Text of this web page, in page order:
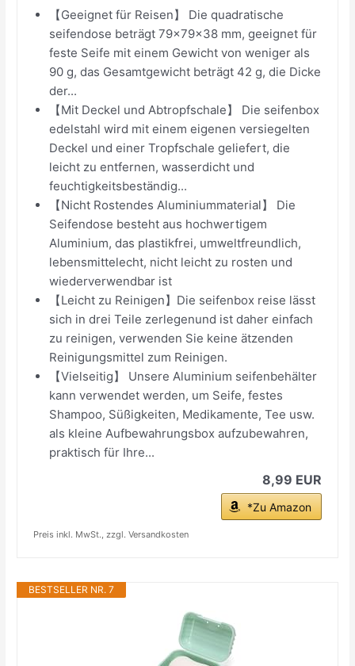
【Geeignet für Reisen】 Die quadratische
seifendose beträgt 79×79×38 mm, geeignet für
feste Seife mit einem Gewicht von weniger als
90 g, das Gesamtgewicht beträgt 42 g, die Dicke
der...
【Mit Deckel und Abtropfschale】 Die seifenbox
edelstahl wird mit einem eigenen versiegelten
Deckel und einer Tropfschale geliefert, die
leicht zu entfernen, wasserdicht und
feuchtigkeitsbeständig...
【Nicht Rostendes Aluminiummaterial】 Die
Seifendose besteht aus hochwertigem
Aluminium, das plastikfrei, umweltfreundlich,
lebensmittelecht, nicht leicht zu rosten und
wiederverwendbar ist
【Leicht zu Reinigen】Die seifenbox reise lässt
sich in drei Teile zerlegenund ist daher einfach
zu reinigen, verwenden Sie keine ätzenden
Reinigungsmittel zum Reinigen.
【Vielseitig】 Unsere Aluminium seifenbehälter
kann verwendet werden, um Seife, festes
Shampoo, Süßigkeiten, Medikamente, Tee usw.
als kleine Aufbewahrungsbox aufzubewahren,
praktisch für Ihre...
8,99 EUR
*Zu Amazon
Preis inkl. MwSt., zzgl. Versandkosten
BESTSELLER NR. 7